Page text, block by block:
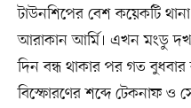
টাউনশিপের বেশ কয়েকটি
আরাকান আর্মি। এখন মংডু
দিন বন্ধ থাকার পর গত
বিস্ফোরণের শব্দে টেকনাফ ও